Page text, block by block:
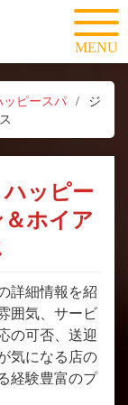
MENU
ッピースパ /
ジ
ッピー
ホイア
詳細情報を紹
囲気、サービ
の可否、送迎
気になる店の
経験豊富のプ